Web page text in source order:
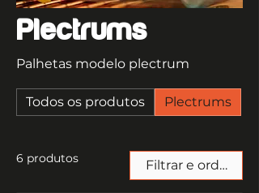
Plectrums
Palhetas modelo plectrum
Todos os produtos Plectrums
6 produtos Filtrar e ordenar